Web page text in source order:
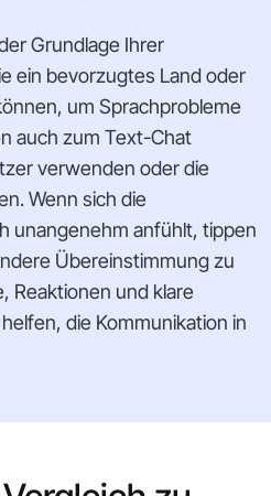
Grundlage Ihrer
ein bevorzugtes Land oder
um Sprachprobleme
auch zum Text-Chat
verwenden oder die
Wenn sich die
unangenehm anfühlt, tippen
Übereinstimmung zu
Reaktionen und klare
die Kommunikation in